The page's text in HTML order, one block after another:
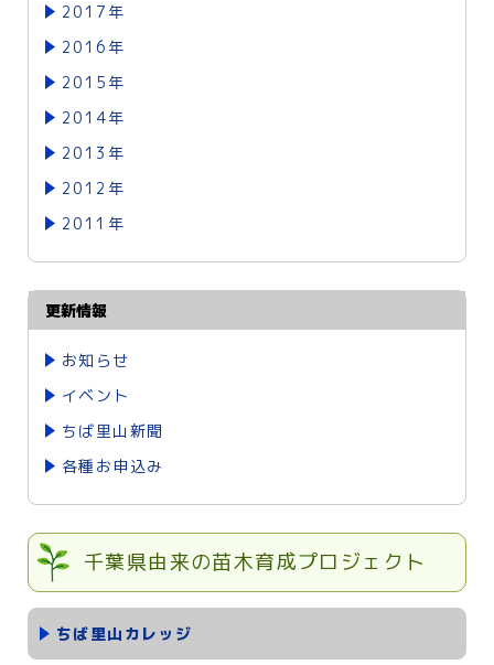
2017年
2016年
2015年
2014年
2013年
2012年
2011年
更新情報
お知らせ
イベント
ちば里山新聞
各種お申込み
千葉県由来の苗木育成プロジェクト
ちば里山カレッジ